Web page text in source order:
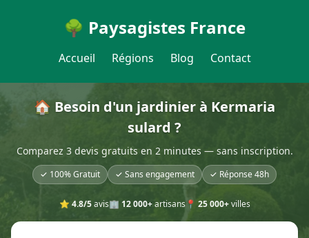
🌳 Paysagistes France
Accueil Régions Blog Contact
🏠 Besoin d'un jardinier à Kermaria
sulard ?
Comparez 3 devis gratuits en 2 minutes — sans inscription.
✓ 100% Gratuit ✓ Sans engagement ✓ Réponse 48h
⭐ 4.8/5avis🏢 12 000+artisans📍 25 000+villes